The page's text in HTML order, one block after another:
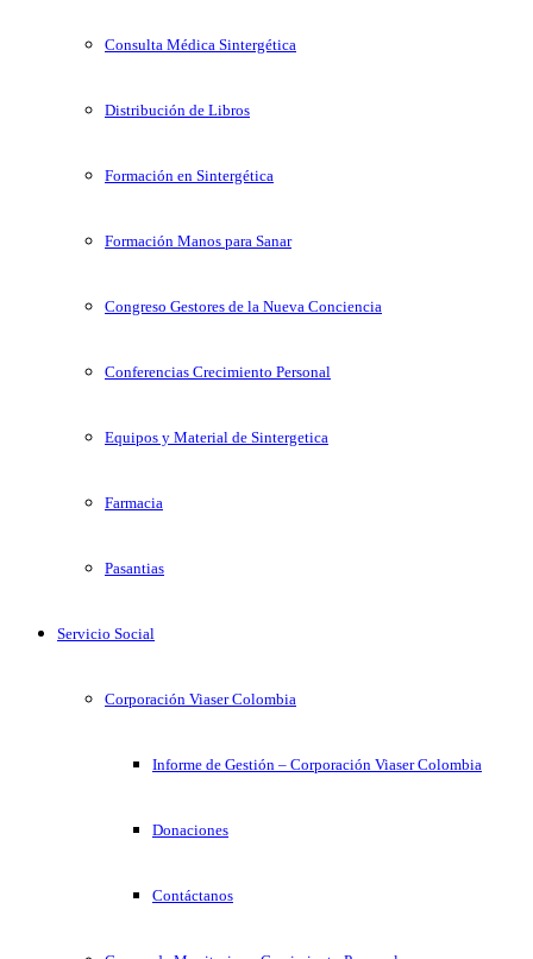
Consulta Médica Sintergética
Distribución de Libros
Formación en Sintergética
Formación Manos para Sanar
Congreso Gestores de la Nueva Conciencia
Conferencias Crecimiento Personal
Equipos y Material de Sintergetica
Farmacia
Pasantias
Servicio Social
Corporación Viaser Colombia
Informe de Gestión – Corporación Viaser Colombia
Donaciones
Contáctanos